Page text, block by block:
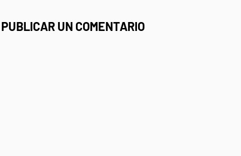
PUBLICAR UN COMENTARIO